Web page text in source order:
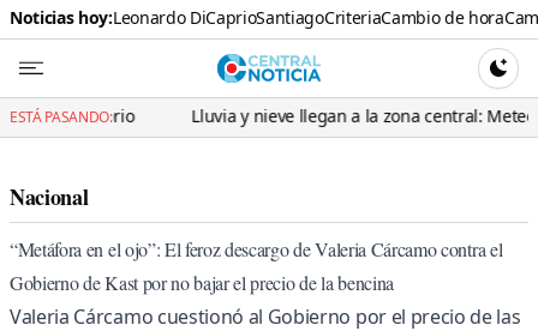
Noticias hoy:Leonardo DiCaprioSantiagoCriteriaCambio de hora
Central
ESTÁ PASANDO:Lluvia y nieve llegan a la zona central: Meteorología
Nacional
“Metáfora en el ojo”: El feroz descargo de Valeria Cárcamo contra el
Gobierno de Kast por no bajar el precio de la bencina
Valeria Cárcamo cuestionó al Gobierno por el precio de las